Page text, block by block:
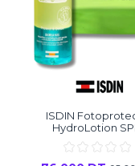
ISDIN
HydroLotion